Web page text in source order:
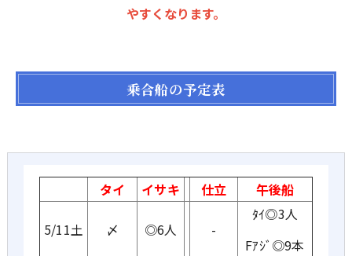
やすくなります。
乗合船の予定表
タイ イサキ 仕立 午後船
5/11土 〆 ◎6人 -
ﾀｲ◎3人
Fｱｼﾞ◎9本